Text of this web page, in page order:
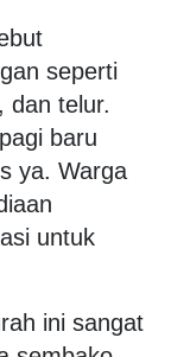
seperti
dan telur.
baru
ya. Warga
untuk
ini sangat